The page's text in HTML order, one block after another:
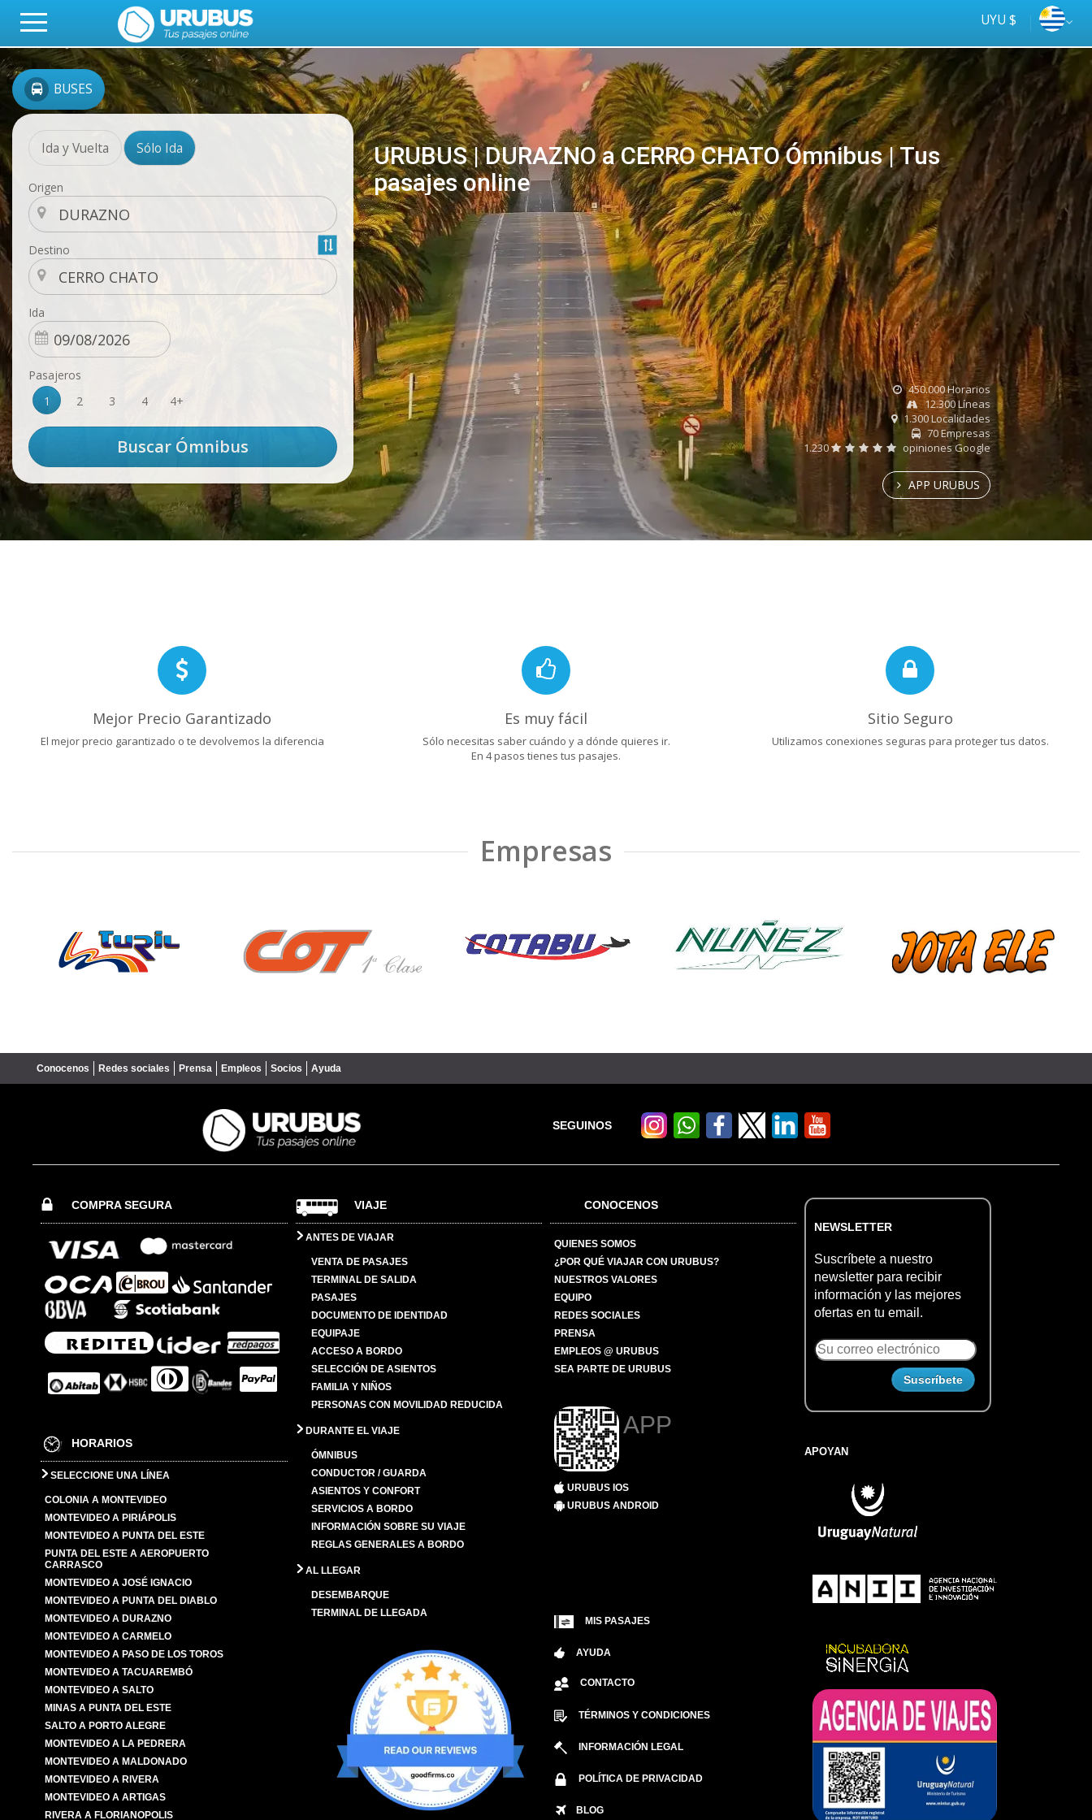
UYU $
BUSES
Ida y Vuelta Sólo Ida
Origen
Destino
Ida
Pasajeros
1
2 3 4 4+
URUBUS | DURAZNO a CERRO CHATO Ómnibus | Tus
pasajes online
online
Tus
ómnibus
450.000 Horarios
12.300 Líneas
1.300 Localidades
70 Empresas
1.230
opiniones Google
APP URUBUS
Mejor Precio Garantizado
El mejor precio garantizado o te devolvemos la diferencia
Es muy fácil
Sólo necesitas saber cuándo y a dónde quieres ir.
En 4 pasos tienes tus pasajes.
Sitio Seguro
Utilizamos conexiones seguras para proteger tus datos.
Empresas
Conocenos Redes sociales Prensa Empleos Socios Ayuda
SEGUINOS
COMPRA SEGURA
HORARIOS
SELECCIONE UNA LÍNEA
COLONIA A MONTEVIDEO
MONTEVIDEO A PIRIÁPOLIS
MONTEVIDEO A PUNTA DEL ESTE
PUNTA DEL ESTE A AEROPUERTO
CARRASCO
MONTEVIDEO A JOSÉ IGNACIO
MONTEVIDEO A PUNTA DEL DIABLO
MONTEVIDEO A DURAZNO
MONTEVIDEO A CARMELO
MONTEVIDEO A PASO DE LOS TOROS
MONTEVIDEO A TACUAREMBÓ
MONTEVIDEO A SALTO
MINAS A PUNTA DEL ESTE
SALTO A PORTO ALEGRE
MONTEVIDEO A LA PEDRERA
MONTEVIDEO A MALDONADO
MONTEVIDEO A RIVERA
MONTEVIDEO A ARTIGAS
RIVERA A FLORIANOPOLIS
VIAJE
ANTES DE VIAJAR
VENTA DE PASAJES
TERMINAL DE SALIDA
PASAJES
DOCUMENTO DE IDENTIDAD
EQUIPAJE
ACCESO A BORDO
SELECCIÓN DE ASIENTOS
FAMILIA Y NIÑOS
PERSONAS CON MOVILIDAD REDUCIDA
DURANTE EL VIAJE
ÓMNIBUS
CONDUCTOR / GUARDA
ASIENTOS Y CONFORT
SERVICIOS A BORDO
INFORMACIÓN SOBRE SU VIAJE
REGLAS GENERALES A BORDO
AL LLEGAR
DESEMBARQUE
TERMINAL DE LLEGADA
CONOCENOS
QUIENES SOMOS
¿POR QUÉ VIAJAR CON URUBUS?
NUESTROS VALORES
EQUIPO
REDES SOCIALES
PRENSA
EMPLEOS @ URUBUS
SEA PARTE DE URUBUS
APP
URUBUS IOS
URUBUS ANDROID
MIS PASAJES
AYUDA
CONTACTO
TÉRMINOS Y CONDICIONES
INFORMACIÓN LEGAL
POLÍTICA DE PRIVACIDAD
BLOG
NEWSLETTER
Suscríbete a nuestro
newsletter para recibir
información y las mejores
ofertas en tu email.
APOYAN